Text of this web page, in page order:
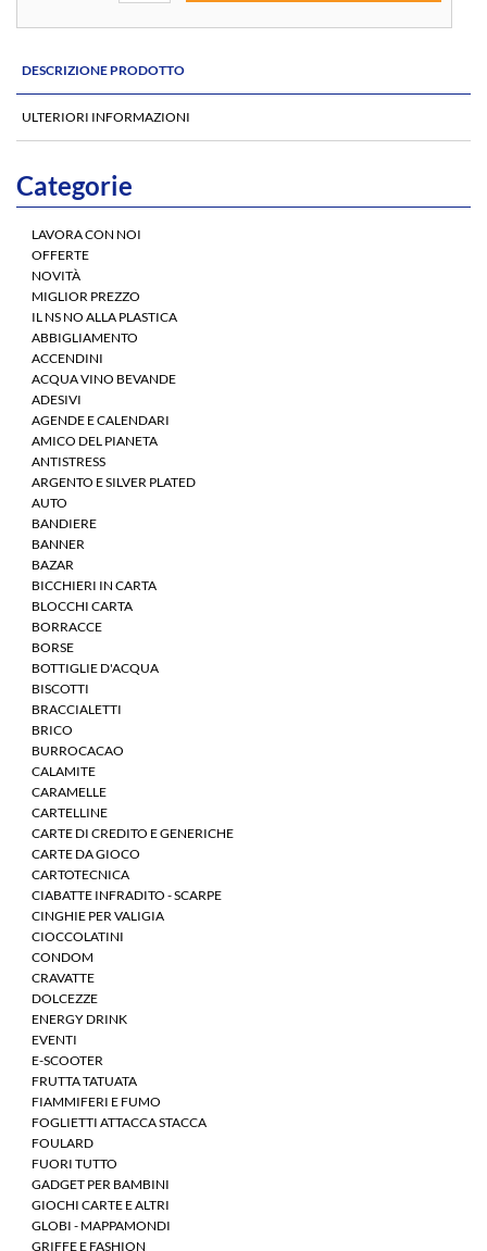
DESCRIZIONE PRODOTTO
ULTERIORI INFORMAZIONI
Categorie
LAVORA CON NOI
OFFERTE
NOVITÀ
MIGLIOR PREZZO
IL NS NO ALLA PLASTICA
ABBIGLIAMENTO
ACCENDINI
ACQUA VINO BEVANDE
ADESIVI
AGENDE E CALENDARI
AMICO DEL PIANETA
ANTISTRESS
ARGENTO E SILVER PLATED
AUTO
BANDIERE
BANNER
BAZAR
BICCHIERI IN CARTA
BLOCCHI CARTA
BORRACCE
BORSE
BOTTIGLIE D'ACQUA
BISCOTTI
BRACCIALETTI
BRICO
BURROCACAO
CALAMITE
CARAMELLE
CARTELLINE
CARTE DI CREDITO E GENERICHE
CARTE DA GIOCO
CARTOTECNICA
CIABATTE INFRADITO - SCARPE
CINGHIE PER VALIGIA
CIOCCOLATINI
CONDOM
CRAVATTE
DOLCEZZE
ENERGY DRINK
EVENTI
E-SCOOTER
FRUTTA TATUATA
FIAMMIFERI E FUMO
FOGLIETTI ATTACCA STACCA
FOULARD
FUORI TUTTO
GADGET PER BAMBINI
GIOCHI CARTE E ALTRI
GLOBI - MAPPAMONDI
GRIFFE E FASHION